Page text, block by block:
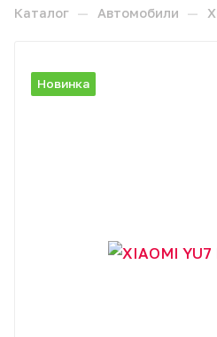
Каталог — Автомобили —
Новинка